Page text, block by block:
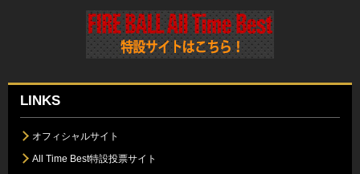
LINKS
オフィシャルサイト
All Time Best特設投票サイト